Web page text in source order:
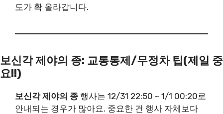
도가 확 올라갑니다.
보신각 제야의 종: 교통통제/무정차 팁(제일 중
요!!)
보신각 제야의 종 행사는 12/31 22:50 ~ 1/1 00:20로
안내되는 경우가 많아요. 중요한 건 행사 자체보다